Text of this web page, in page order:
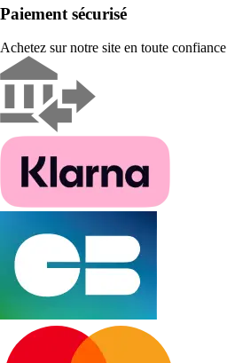
Paiement sécurisé
Achetez sur notre site en toute confiance